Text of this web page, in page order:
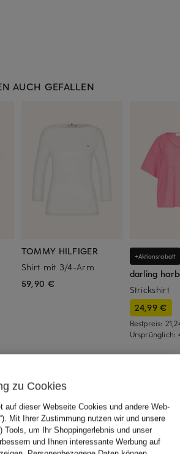
AUCH GEFALLEN
TOMMY HILFIGER
Shirt mit 3/4-Arm
59,90 €
+Aktionsrabatt
darling
Strickshirt
24,99 €
Bestpreis:
Ursprünglich:
ENTDECKEN
zu Cookies
auf dieser Webseite Cookies und andere Web-
Mit Ihrer Zustimmung nutzen wir und unsere
Tools, um Ihr Shoppingerlebnis und unser
und Ihnen interessante Werbung auf